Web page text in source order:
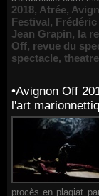
2018, Atrée,
Festival,
Jean Grapin, la
Off, revue du
spectacle, theatre
•Avignon Off
l'art
procès en plagiat